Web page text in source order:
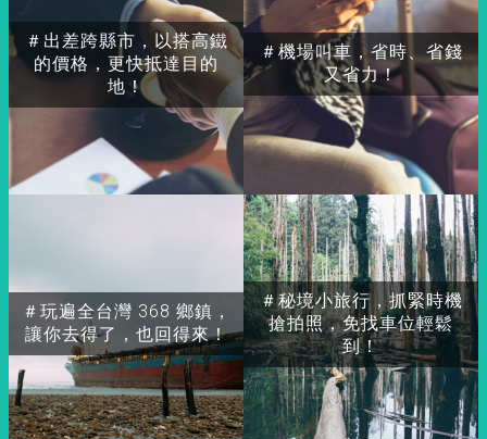
＃出差跨縣市，以搭高鐵
的價格，更快抵達目的
地！
＃玩遍全台灣 368 鄉鎮，
讓你去得了，也回得來！
＃秘境小旅行，抓緊時機
搶拍照，免找車位輕鬆
到！
＃機場叫車，省時、省錢
又省力！